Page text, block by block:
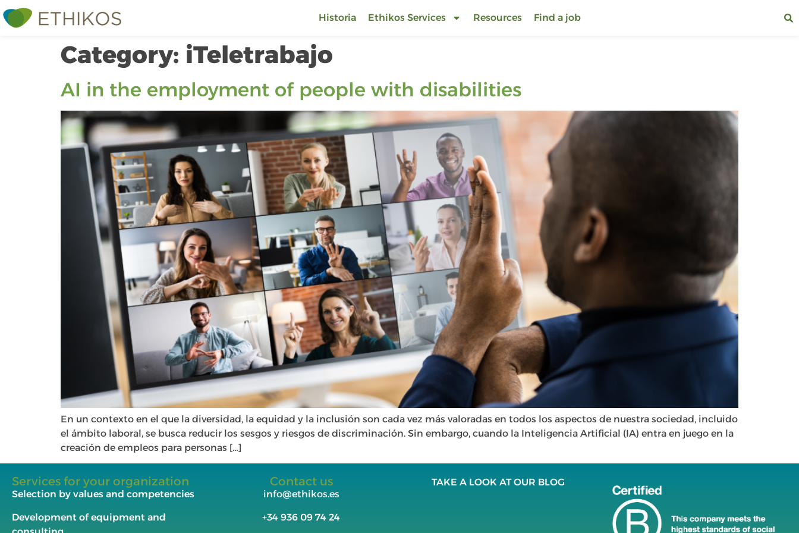
Historia Ethikos Services Resources Find a job
Category: iTeletrabajo
AI in the employment of people with disabilities
En un contexto en el que la diversidad, la equidad y la inclusión son cada vez más valoradas en todos los aspectos de nuestra sociedad, incluido
el ámbito laboral, se busca reducir los sesgos y riesgos de discriminación. Sin embargo, cuando la Inteligencia Artificial (IA) entra en juego en la
creación de empleos para personas […]
Services for your organization
Selection by values and competencies
Development of equipment and
Contact us
info@ethikos.es
+34 936 09 74 24
TAKE A LOOK AT OUR BLOG